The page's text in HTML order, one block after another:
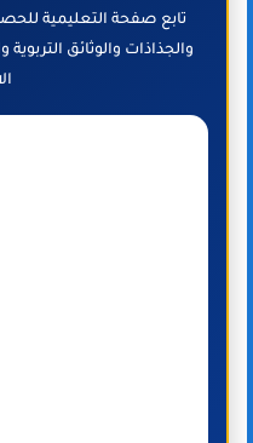
تابع صفحة التعليمية
والجذاذات والوثائق التربوية